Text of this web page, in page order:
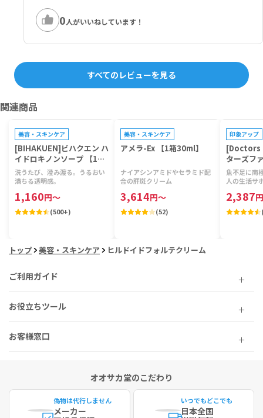
0人がいいねしています！
すべてのレビューを見る
関連商品
美容・スキンケア
[BIHAKUEN]ビハクエン ハ
イドロキノンソープ 【1個
100g】
洗うたび、澄み渡る。うるおい
満ちる透明感。
1,160円～
(500+)
美容・スキンケア
アメラ-Ex 【1箱30ml】
ナイアシンアミドやセラミド配
合の肝斑クリーム
3,614円～
(52)
印象アップ
[Doctors
ターズフ
リルビタ
粒】
魚不足に南
人の生活サ
2,387円
トップ 美容・スキンケア ヒルドイドフォルテクリーム
ご利用ガイド
お役立ちツール
お客様窓口
オオサカ堂のこだわり
偽物は代行しません
メーカー
いつでもどこでも
日本全国